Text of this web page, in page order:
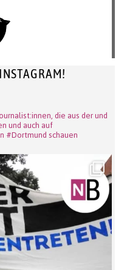
die aus der und
und auch auf
#Dortmund schauen